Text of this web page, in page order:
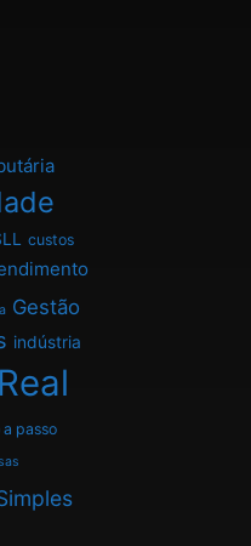
custos
Gestão
indústria
a passo